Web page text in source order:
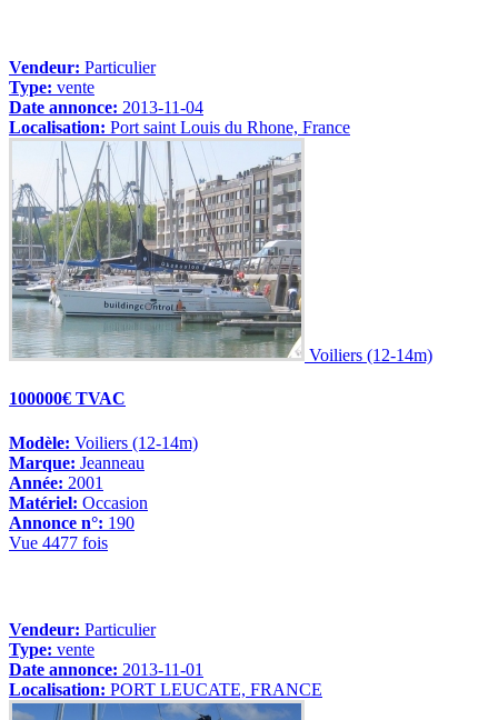
Vendeur: Particulier
Type: vente
Date annonce: 2013-11-04
Localisation: Port saint Louis du Rhone, France
Voiliers (12-14m)
100000€ TVAC
Modèle: Voiliers (12-14m)
Marque: Jeanneau
Année: 2001
Matériel: Occasion
Annonce n°: 190
Vue 4477 fois
Vendeur: Particulier
Type: vente
Date annonce: 2013-11-01
Localisation: PORT LEUCATE, FRANCE